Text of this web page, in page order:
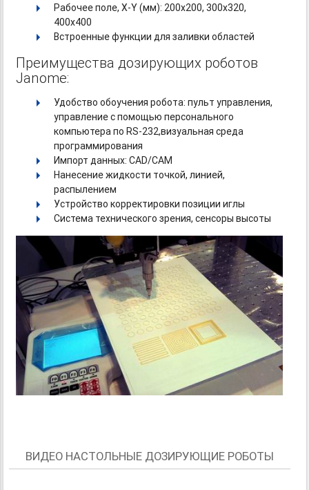
Рабочееполе, X-Y (мм): 200x200, 300x320,
400х400
Встроенные функции для заливки областей
Преимущества дозирующих роботов
Janome:
Удобство обоучения робота: пульт управления,
управление с помощью персонального
компьютера по RS-232,визуальная среда
программирования
Импорт данных: CAD/CAM
Нанесение жидкости точкой, линией,
распылением
Устройство корректировки позиции иглы
Система технического зрения, сенсоры высоты
ВИДЕО НАСТОЛЬНЫЕ ДОЗИРУЮЩИЕ РОБОТЫ